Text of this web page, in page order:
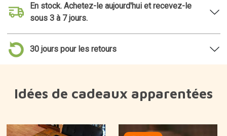
En stock. Achetez-le aujourd'hui et recevez-le
sous 3 à 7 jours.
30 jours pour les retours
Idées de cadeaux apparentées